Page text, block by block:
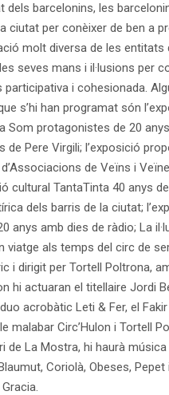
dels barcelonins, les
ciutat per conèixer de ben a
molt diversa de les entitats
seves mans i il·lusions per
participativa i cohesionada.
s’hi han programat són
Som protagonistes de 20
de Pere Virgili; l’exposició
de Veïns i
cultural TantaTinta 40 anys
dels barris de la ciutat;
anys amb dies de ràdio; La
viatge als temps del circ de
i dirigit per Tortell Poltrona,
hi actuaran el titellaire Jordi
acrobàtic Leti & Fer, el
malabar Circ’Hulon i Tortell
de La Mostra, hi haurà
Coriolà, Obeses,